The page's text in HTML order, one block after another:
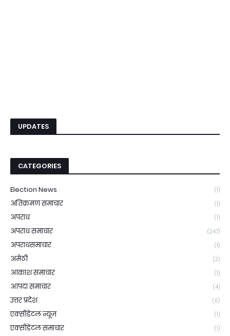
UPDATES
CATEGORIES
Election News (1)
अतिक्रमण समाचार (1)
अपराध (1)
अपराध समाचार (247)
अपराधसमाचार (1)
अमेठी (2)
आकाश समाचार (1)
आपदा समाचार (4)
उत्तर प्रदेश (6)
एक्सीडेंटल न्यूज़ (1)
एक्सीडेंटल समाचार (1)